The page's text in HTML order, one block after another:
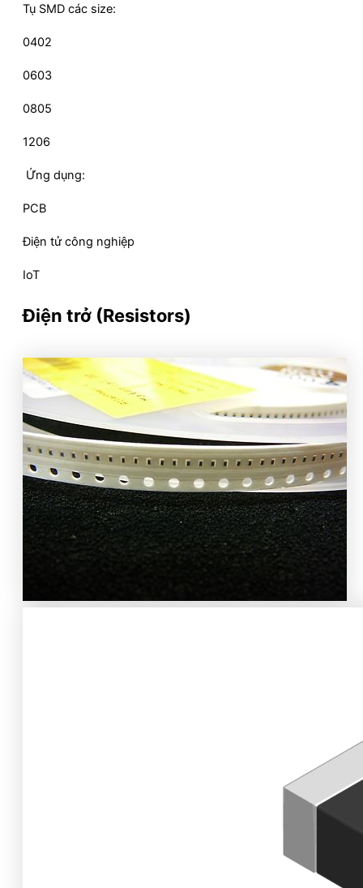
Tụ SMD các size:
0402
0603
0805
1206
Ứng dụng:
PCB
Điện tử công nghiệp
IoT
Điện trở (Resistors)